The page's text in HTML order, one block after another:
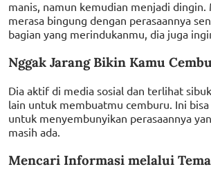
manis, namun kemudian menjadi dingin.
merasa bingung dengan perasaannya
bagian yang merindukanmu, dia juga
Nggak Jarang Bikin Kamu
Dia aktif di media sosial dan terlihat
lain untuk membuatmu cemburu. Ini
untuk menyembunyikan perasaannya
masih ada.
Mencari Informasi melalui